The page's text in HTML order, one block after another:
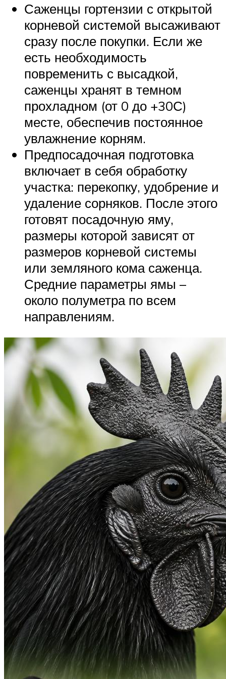
Саженцы гортензии с открытой
корневой системой высаживают
сразу после покупки. Если же
есть необходимость
повременить с высадкой,
саженцы хранят в темном
прохладном (от 0 до +30С)
месте, обеспечив постоянное
увлажнение корням.
Предпосадочная подготовка
включает в себя обработку
участка: перекопку, удобрение и
удаление сорняков. После этого
готовят посадочную яму,
размеры которой зависят от
размеров корневой системы
или земляного кома саженца.
Средние параметры ямы –
около полуметра по всем
направлениям.